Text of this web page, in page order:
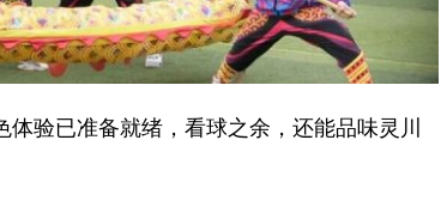
验已准备就绪，看球之余，还能品味灵川